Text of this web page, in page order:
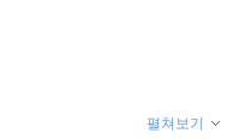
펼쳐보기